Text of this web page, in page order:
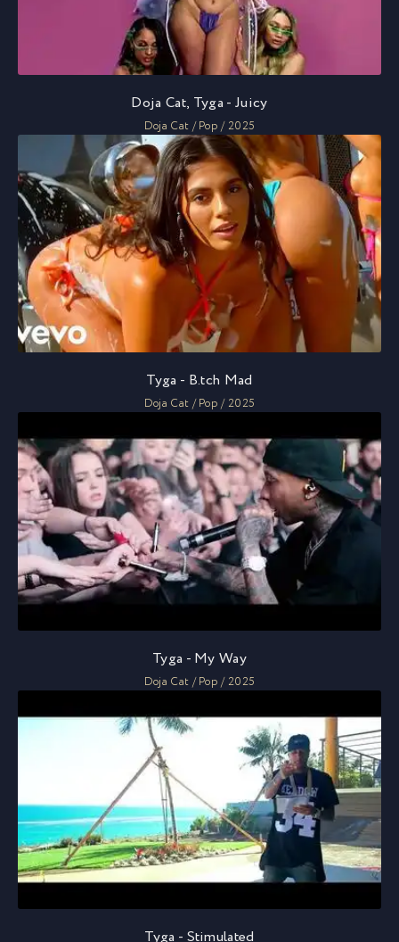
Doja Cat, Tyga - Juicy
Doja Cat / Pop / 2025
Tyga - B.tch Mad
Doja Cat / Pop / 2025
Tyga - My Way
Doja Cat / Pop / 2025
Tyga - Stimulated